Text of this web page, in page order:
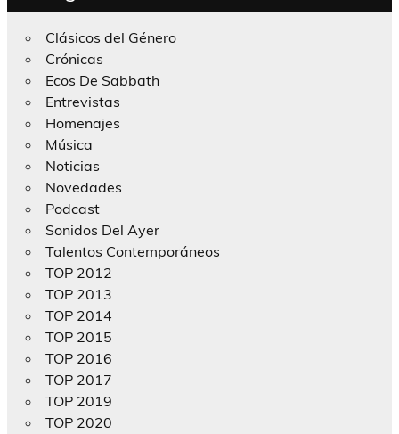
Clásicos del Género
Crónicas
Ecos De Sabbath
Entrevistas
Homenajes
Música
Noticias
Novedades
Podcast
Sonidos Del Ayer
Talentos Contemporáneos
TOP 2012
TOP 2013
TOP 2014
TOP 2015
TOP 2016
TOP 2017
TOP 2019
TOP 2020